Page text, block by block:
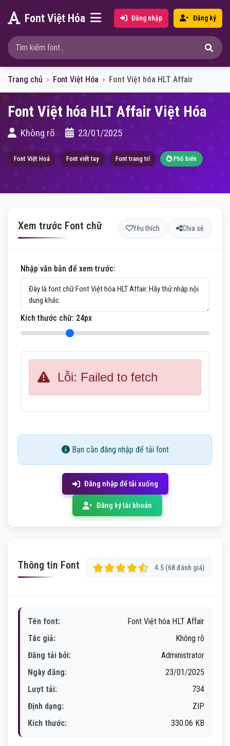
Font Việt Hóa Đăng nhập Đăng ký
Trang chủ Font Việt Hóa Font Việt hóa HLT Affair
Font Việt hóa HLT Affair Việt Hóa
Không rõ 23/01/2025
Font Việt Hoá Font viết tay Font trang trí Phổ biến
Xem trước Font chữ Yêu thích Chia sẻ
Nhập văn bản để xem trước:
Kích thước chữ: 24px
Lỗi: Failed to fetch
Bạn cần đăng nhập để tải font
Đăng nhập để tải xuống
Đăng ký tài khoản
Thông tin Font 4.5 (68 đánh giá)
Tên font:
Font Việt hóa HLT Affair
Tác giả:
Không rõ
Đăng tải bởi:
Administrator
Ngày đăng:
23/01/2025
Lượt tải:
734
Định dạng:
ZIP
Kích thước:
330.06 KB